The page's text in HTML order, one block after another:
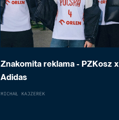
Znakomita reklama - PZKosz x
Adidas
MICHAŁ KAJZEREK